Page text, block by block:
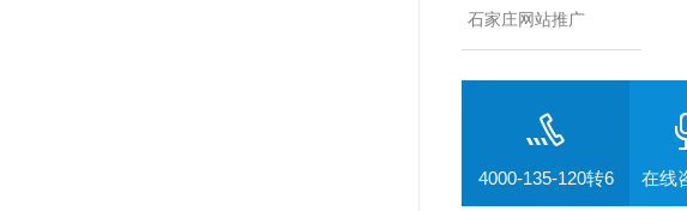
石家庄网站推广
4000-135-120转6 在线